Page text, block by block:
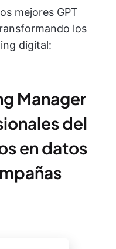
mejores GPT
los
digital:
Manager
del
en datos